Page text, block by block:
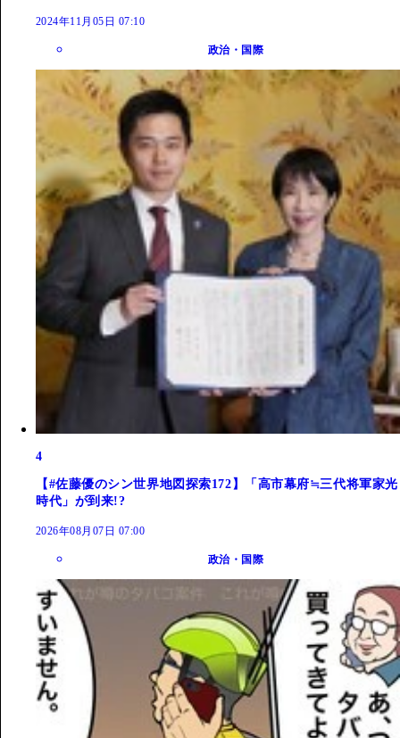
2024年11月05日 07:10
政治・国際
4
【#佐藤優のシン世界地図探索172】「高市幕府≒三代将軍家光
時代」が到来!?
2026年08月07日 07:00
政治・国際